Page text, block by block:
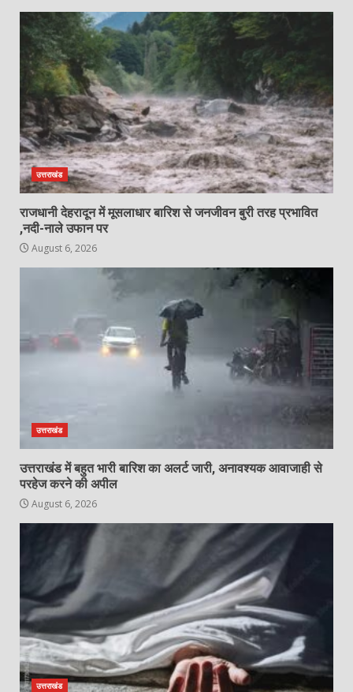
उत्तराखंड
राजधानी देहरादून में मूसलाधार बारिश से जनजीवन बुरी तरह प्रभावित
,नदी-नाले उफान पर
August 6, 2026
उत्तराखंड
उत्तराखंड में बहुत भारी बारिश का अलर्ट जारी, अनावश्यक आवाजाही से
परहेज करने की अपील
August 6, 2026
उत्तराखंड